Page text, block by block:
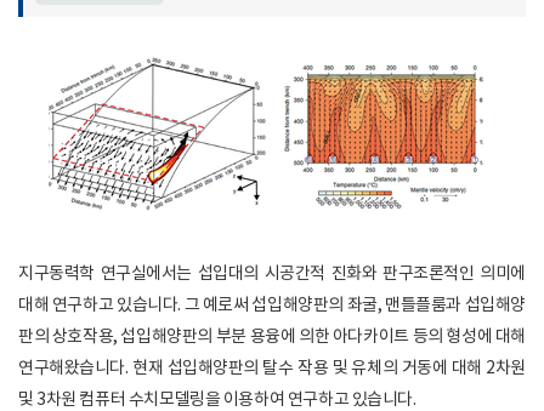
지구동력학 연구실에서는 섭입대의 시공간적 진화와 판구조론적인 의미에
대해 연구하고 있습니다. 그 예로써 섭입해양판의 좌굴, 맨틀플룸과 섭입해양
판의 상호작용, 섭입해양판의 부분 용융에 의한 아다카이트 등의 형성에 대해
연구해왔습니다. 현재 섭입해양판의 탈수 작용 및 유체의 거동에 대해 2차원
및 3차원 컴퓨터 수치모델링을 이용하여 연구하고 있습니다.